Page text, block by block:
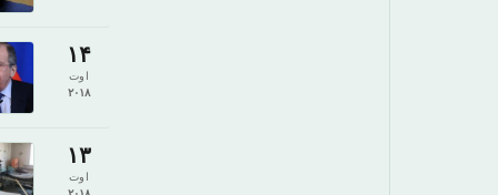
۱۴
اوت
۲۰۱۸
۱۳
اوت